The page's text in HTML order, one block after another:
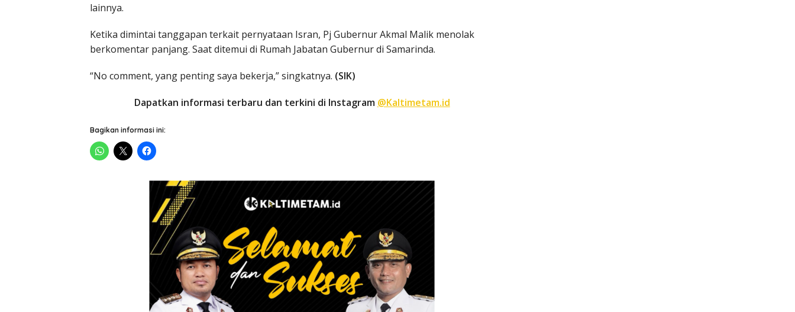
lainnya.
Ketika dimintai tanggapan terkait pernyataan Isran, Pj Gubernur Akmal Malik menolak
berkomentar panjang. Saat ditemui di Rumah Jabatan Gubernur di Samarinda.
“No comment, yang penting saya bekerja,” singkatnya. (SIK)
Dapatkan informasi terbaru dan terkini di Instagram @Kaltimetam.id
Bagikan informasi ini: